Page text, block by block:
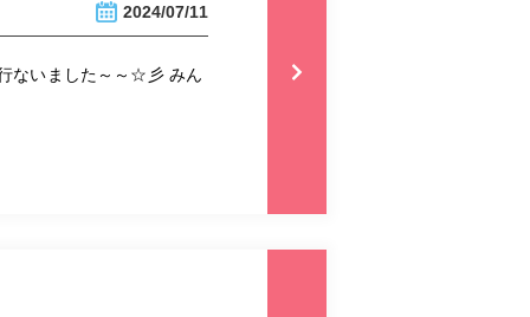
2024/07/11
ないました～～☆彡 みん